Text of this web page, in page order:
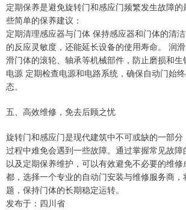
定期保养是避免旋转门和感应门频繁发生故障
些简单的保养建议：
定期清理感应器与门体 保持感应器和门体的清
的反应灵敏度，还能延长设备的使用寿命。 润
滑门体的滚轮、轴承等机械部件，防止磨损和
电源 定期检查电源和电路系统，确保自动门始
态。
五、高效维修，免去后顾之忧
旋转门和感应门是现代建筑中不可或缺的一部
过程中难免会遇到一些故障。通过掌握常见故障
以及定期保养维护，可以有效避免不必要的维
都，选择一个专业的自动门安装与维修服务商
题，保持门体的长期稳定运转。
发布于：四川省